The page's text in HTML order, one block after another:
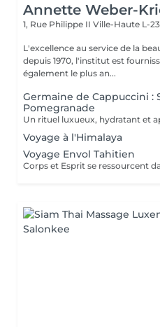
Annette Weber-
1, Rue Philippe II Ville-Haute L-
L'excellence au service de la beauté! Situé en plein
depuis 1970, l'institut est
également le plus an...
Germaine de Cappuccini :
Pomegranade
Voyage à l'Himalaya
Voyage Envol Tahitien